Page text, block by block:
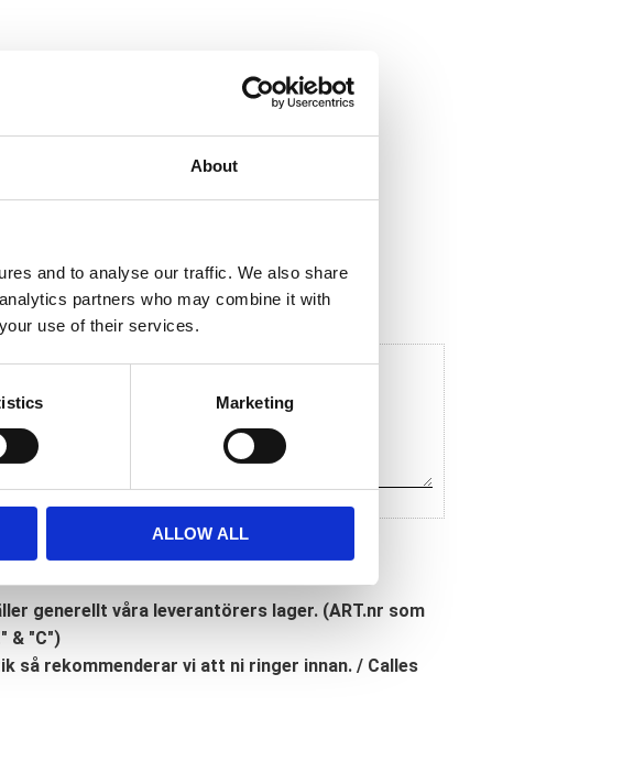
About
and to analyse our traffic. We also share
partners who may combine it with
use of their services.
Marketing
ALLOW ALL
Dela med dig
c
b
o
generellt våra leverantörers lager. (ART.nr som
& "C")
så rekommenderar vi att ni ringer innan. / Calles